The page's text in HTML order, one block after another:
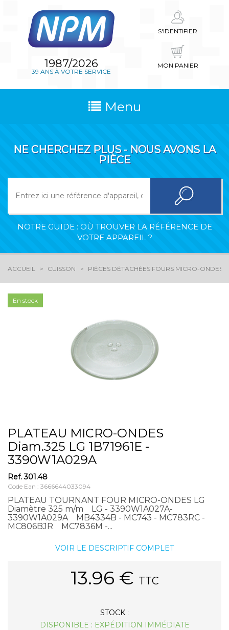
1987/2026
39 ANS À VOTRE SERVICE
S'IDENTIFIER
MON PANIER
Menu
NE CHERCHEZ PLUS - NOUS AVONS LA
PIÈCE
NOTRE GUIDE : OÙ TROUVER LA RÉFÉRENCE DE
VOTRE APPAREIL ?
ACCUEIL CUISSON PIÈCES DÉTACHÉES FOURS MICRO-ONDES
En stock
PLATEAU MICRO-ONDES
Diam.325 LG 1B71961E -
3390W1A029A
Ref.301.48
Code Ean : 3666644033094
PLATEAU TOURNANT FOUR MICRO-ONDES LG
Diamètre 325 m/m LG - 3390W1A027A-
3390W1A029A MB4334B - MC743 - MC783RC -
MC806BJR MC7836M -...
VOIR LE DESCRIPTIF COMPLET
13.96 € TTC
STOCK :
DISPONIBLE : EXPÉDITION IMMÉDIATE